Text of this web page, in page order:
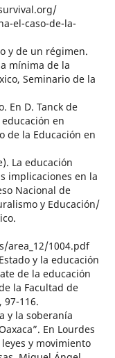
el-caso-de-la-
y de un régimen.
mínima de la
Seminario de la
En D. Tanck de
en
de la Educación en
La educación
implicaciones en la
Nacional de
y Educación/
area_12/1004.pdf
y la educación
de la educación
la Facultad de
97-116.
y la soberanía
En Lourdes
y movimiento